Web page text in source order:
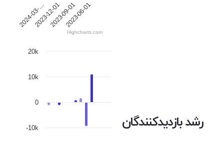
2024-03-…2023-12-012023-09-012023-06-01
Highcharts.com
رشد بازدیدکنندگان -10k
0
10k
20k